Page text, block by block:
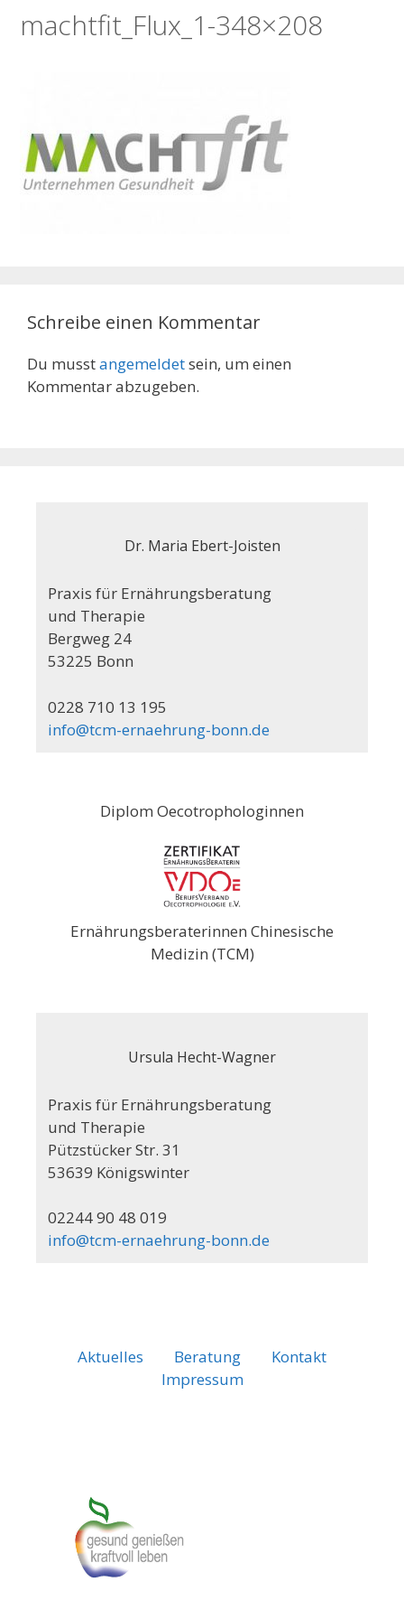
machtfit_Flux_1-348×208
Schreibe einen Kommentar
Du musstangemeldetsein, um einen
Kommentar abzugeben.
Dr. Maria Ebert-Joisten
Praxis für Ernährungsberatung
und Therapie
Bergweg 24
53225 Bonn
0228 710 13 195
info@tcm-ernaehrung-bonn.de
Diplom Oecotrophologinnen
Ernährungsberaterinnen Chinesische
Medizin (TCM)
Ursula Hecht-Wagner
Praxis für Ernährungsberatung
und Therapie
Pützstücker Str. 31
53639 Königswinter
02244 90 48 019
info@tcm-ernaehrung-bonn.de
Aktuelles Beratung
Kontakt
Impressum